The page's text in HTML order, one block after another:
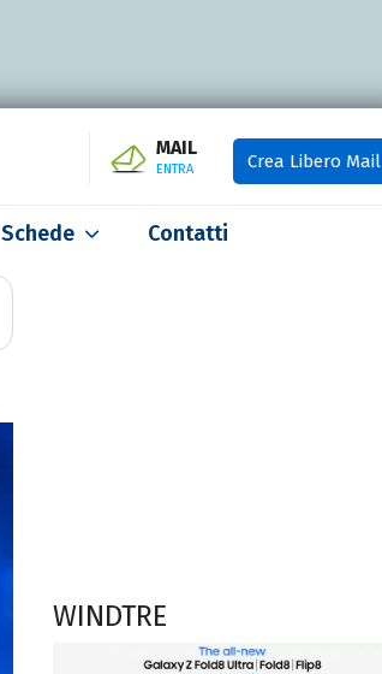
MAIL
ENTRA Crea Libero Mail
Schede Contatti
WINDTRE